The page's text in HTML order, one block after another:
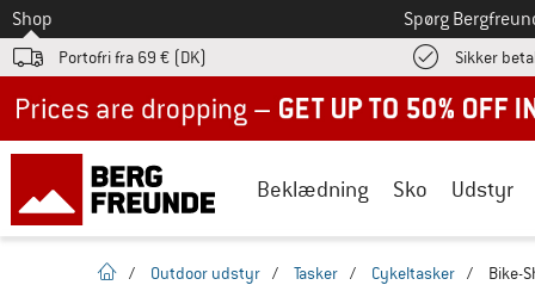
Til
Shop Spørg
Portofri fra 69 € (DK) Sikker
Beklædning Sko Udstyr
Hjemmeside
/ Outdoor udstyr / Tasker / Cykeltasker / Bike-